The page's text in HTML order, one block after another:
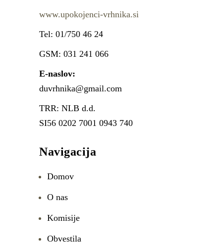
www.upokojenci-vrhnika.si
Tel: 01/750 46 24
GSM: 031 241 066
E-naslov:
duvrhnika@gmail.com
TRR: NLB d.d.
SI56 0202 7001 0943 740
Navigacija
Domov
O nas
Komisije
Obvestila